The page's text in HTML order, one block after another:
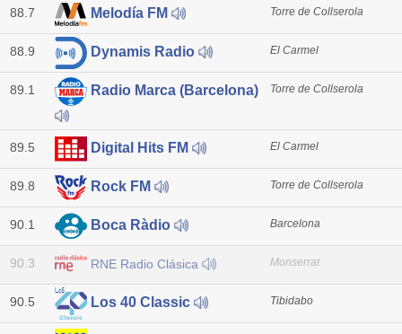
88.7 Melodía FM Torre de Collserola
88.9 Dynamis Radio El Carmel
89.1 Radio Marca (Barcelona) Torre de Collserola
89.5 Digital Hits FM El Carmel
89.8 Rock FM Torre de Collserola
90.1 Boca Ràdio Barcelona
90.3 RNE Radio Clásica Monserrat
90.5 Los 40 Classic Tibidabo